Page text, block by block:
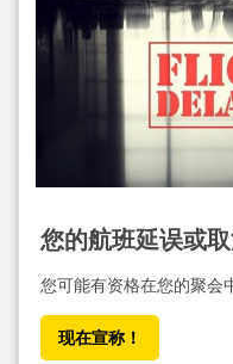
您的航班延误或
您可能有资格在您的聚会
现在宣称！